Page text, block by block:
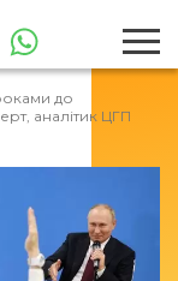
до
аналітик ЦГП